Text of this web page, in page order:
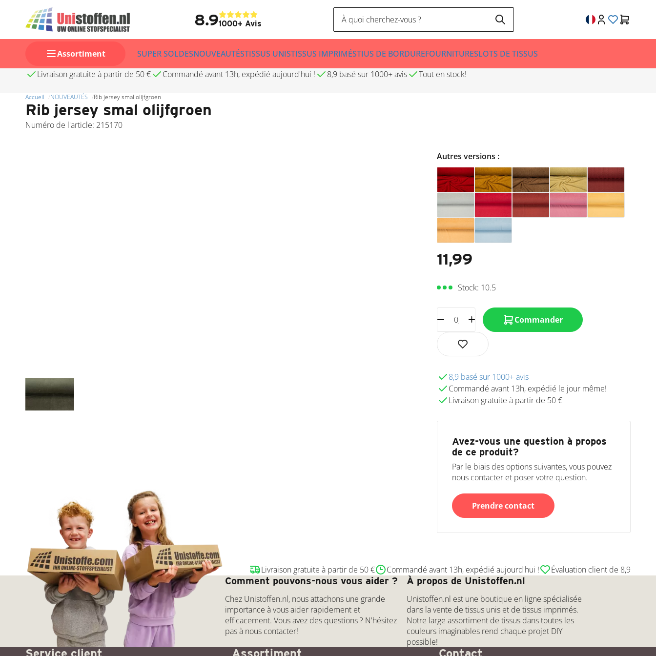
8.91000+ Avis
Assortiment SUPER SOLDESNOUVEAUTÉSTISSUS UNISTISSUS IMPRIMÉSTIUS DE BORDUREFOURNITURESLOTS DE TISSUS
Livraison gratuite à partir de 50 €
Commandé avant 13h, expédié aujourd'hui ! 8,9 basé sur 1000+ avis Tout en stock!
Accueil NOUVEAUTÉS Rib jersey smal olijfgroen
Rib jersey smal olijfgroen
Numéro de l'article: 215170
Autres versions :
11,99
Stock: 10.5
Commander
8,9 basé sur 1000+ avis
Commandé avant 13h, expédié le jour même!
Livraison gratuite à partir de 50 €
Avez-vous une question à propos
de ce produit?
Par le biais des options suivantes, vous pouvez
nous contacter et poser votre question.
Prendre contact
Livraison gratuite à partir de 50 € Commandé avant 13h, expédié aujourd'hui ! Évaluation client de 8,9
Comment pouvons-nous vous aider ?
Chez Unistoffen.nl, nous attachons une grande
importance à vous aider rapidement et
efficacement. Vous avez des questions ? N'hésitez
pas à nous contacter!
À propos de Unistoffen.nl
Unistoffen.nl est une boutique en ligne spécialisée
dans la vente de tissus unis et de tissus imprimés.
Notre large assortiment de tissus dans toutes les
couleurs imaginables rend chaque projet DIY
possible!
Service client Assortiment Contact